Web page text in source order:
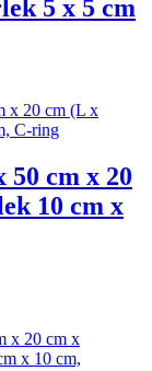
5 x 5 cm
50 cm x 20
10 cm x